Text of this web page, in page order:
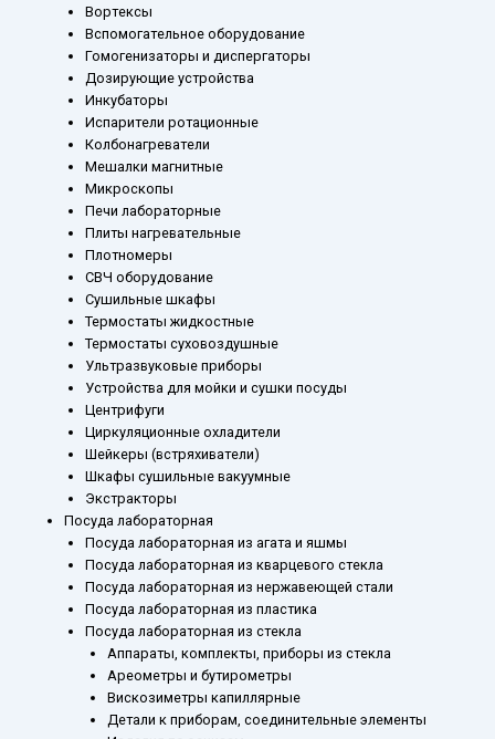
Вортексы
Вспомогательное оборудование
Гомогенизаторы и диспергаторы
Дозирующие устройства
Инкубаторы
Испарители ротационные
Колбонагреватели
Мешалки магнитные
Микроскопы
Печи лабораторные
Плиты нагревательные
Плотномеры
СВЧ оборудование
Сушильные шкафы
Термостаты жидкостные
Термостаты суховоздушные
Ультразвуковые приборы
Устройства для мойки и сушки посуды
Центрифуги
Циркуляционные охладители
Шейкеры (встряхиватели)
Шкафы сушильные вакуумные
Экстракторы
Посуда лабораторная
Посуда лабораторная из агата и яшмы
Посуда лабораторная из кварцевого стекла
Посуда лабораторная из нержавеющей стали
Посуда лабораторная из пластика
Посуда лабораторная из стекла
Аппараты, комплекты, приборы из стекла
Ареометры и бутирометры
Вискозиметры капиллярные
Детали к приборам, соединительные элементы